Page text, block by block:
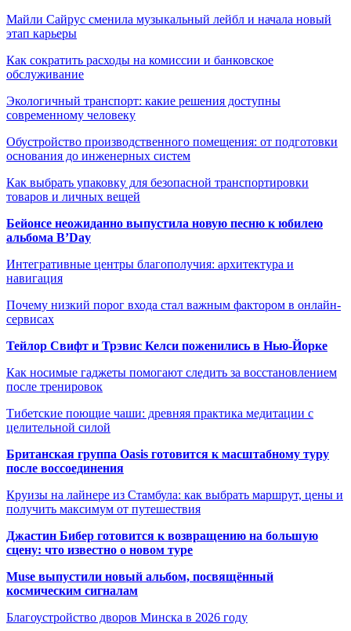
Майли Сайрус сменила музыкальный лейбл и начала новый
этап карьеры
Как сократить расходы на комиссии и банковское
обслуживание
Экологичный транспорт: какие решения доступны
современному человеку
Обустройство производственного помещения: от подготовки
основания до инженерных систем
Как выбрать упаковку для безопасной транспортировки
товаров и личных вещей
Бейонсе неожиданно выпустила новую песню к юбилею
альбома B’Day
Интегративные центры благополучия: архитектура и
навигация
Почему низкий порог входа стал важным фактором в онлайн-
сервисах
Тейлор Свифт и Трэвис Келси поженились в Нью-Йорке
Как носимые гаджеты помогают следить за восстановлением
после тренировок
Тибетские поющие чаши: древняя практика медитации с
целительной силой
Британская группа Oasis готовится к масштабному туру
после воссоединения
Круизы на лайнере из Стамбула: как выбрать маршрут, цены и
получить максимум от путешествия
Джастин Бибер готовится к возвращению на большую
сцену: что известно о новом туре
Muse выпустили новый альбом, посвящённый
космическим сигналам
Благоустройство дворов Минска в 2026 году